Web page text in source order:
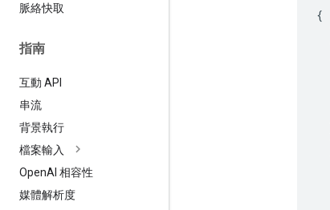
脈絡快取
指南
互動 API
串流
背景執行
檔案輸入
OpenAI 相容性
媒體解析度
{